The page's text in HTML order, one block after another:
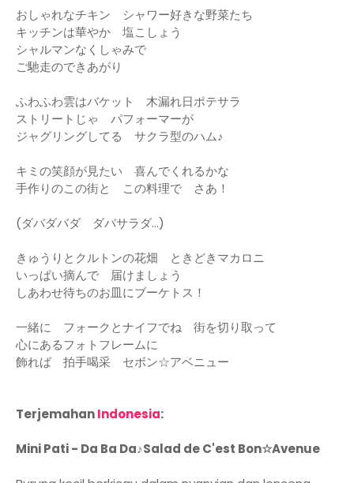
おしゃれなチキン シャワー好きな野菜たち
キッチンは華やか 塩こしょう
シャルマンなくしゃみで
ご馳走のできあがり
ふわふわ雲はバケット 木漏れ日ポテサラ
ストリートじゃ パフォーマーが
ジャグリングしてる サクラ型のハム♪
キミの笑顔が見たい 喜んでくれるかな
手作りのこの街と この料理で さあ！
(ダバダバダ ダバサラダ…)
きゅうりとクルトンの花畑 ときどきマカロニ
いっぱい摘んで 届けましょう
しあわせ待ちのお皿にブーケトス！
一緒に フォークとナイフでね 街を切り取って
心にあるフォトフレームに
飾れば 拍手喝采 セボン☆アベニュー
TerjemahanIndonesia:
Mini Pati - Da Ba Da♪Salad de C'est Bon☆Avenue